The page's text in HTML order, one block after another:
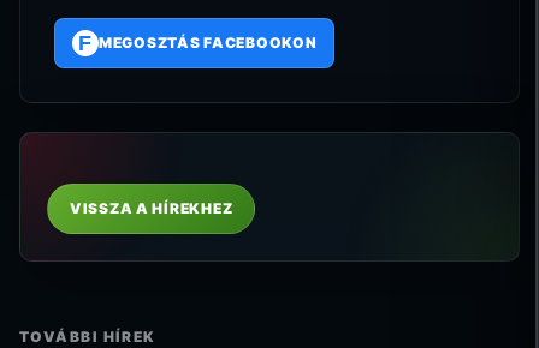
F MEGOSZTÁS FACEBOOKON
VISSZA A HÍREKHEZ
TOVÁBBI HÍREK